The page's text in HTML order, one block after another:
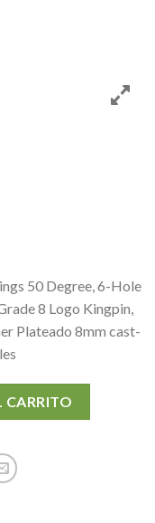
50 Degree, 6-Hole
8 Logo Kingpin,
Plateado 8mm cast-
50º NEGRO (1ud.)
CARRITO